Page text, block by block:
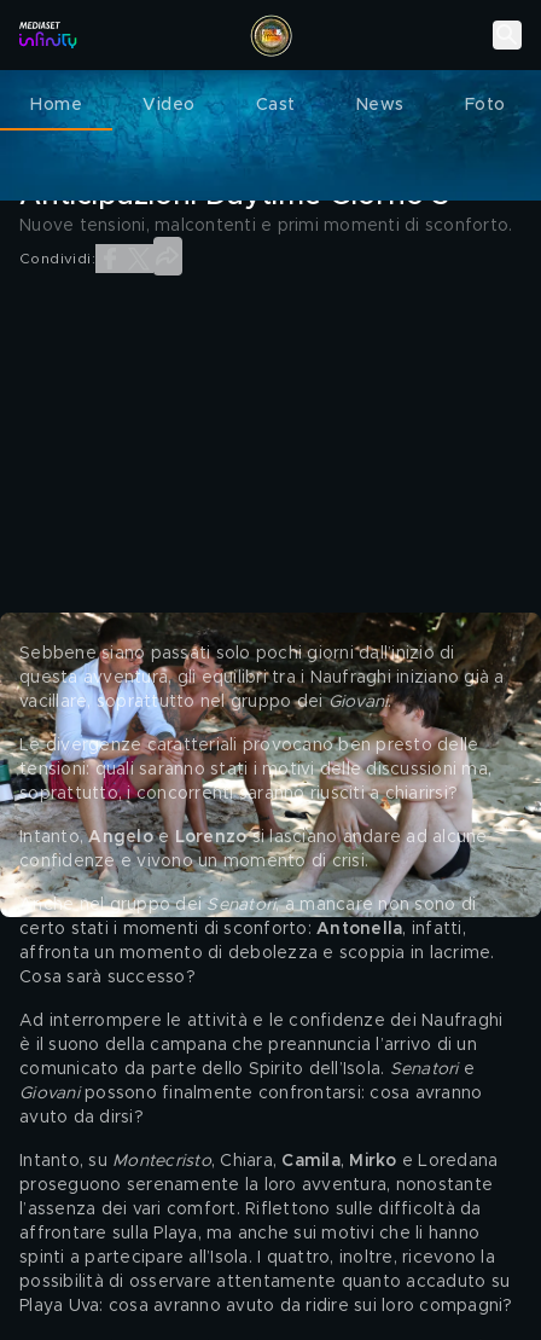
Home Video Cast News Foto
L'ISOLA DEI FAMOSI
Anticipazioni Daytime Giorno 3
Nuove tensioni, malcontenti e primi momenti di sconforto.
Condividi:
Sebbene siano passati solo pochi giorni dall’inizio di
questa avventura, gli equilibri tra i Naufraghi iniziano già a
vacillare, soprattutto nel gruppo dei Giovani.
Le divergenze caratteriali provocano ben presto delle
tensioni: quali saranno stati i motivi delle discussioni ma,
soprattutto, i concorrenti saranno riusciti a chiarirsi?
Intanto, Angelo e Lorenzo si lasciano andare ad alcune
confidenze e vivono un momento di crisi.
Anche nel gruppo dei Senatori, a mancare non sono di
certo stati i momenti di sconforto: Antonella, infatti,
affronta un momento di debolezza e scoppia in lacrime.
Cosa sarà successo?
Ad interrompere le attività e le confidenze dei Naufraghi
è il suono della campana che preannuncia l’arrivo di un
comunicato da parte dello Spirito dell’Isola. Senatori e
Giovani possono finalmente confrontarsi: cosa avranno
avuto da dirsi?
Intanto, su Montecristo, Chiara, Camila, Mirko e Loredana
proseguono serenamente la loro avventura, nonostante
l’assenza dei vari comfort. Riflettono sulle difficoltà da
affrontare sulla Playa, ma anche sui motivi che li hanno
spinti a partecipare all’Isola. I quattro, inoltre, ricevono la
possibilità di osservare attentamente quanto accaduto su
Playa Uva: cosa avranno avuto da ridire sui loro compagni?